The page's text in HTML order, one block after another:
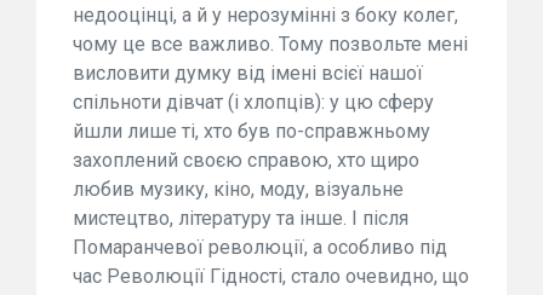
недооцінці, а й у нерозумінні з боку колег,
чому це все важливо. Тому позвольте мені
висловити думку від імені всієї нашої
спільноти дівчат (і хлопців): у цю сферу
йшли лише ті, хто був по-справжньому
захоплений своєю справою, хто щиро
любив музику, кіно, моду, візуальне
мистецтво, літературу та інше. І після
Помаранчевої революції, а особливо під
час Революції Гідності, стало очевидно, що